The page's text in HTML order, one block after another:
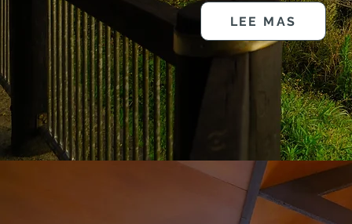
LEE MAS